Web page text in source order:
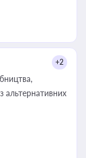
+2
альтернативних